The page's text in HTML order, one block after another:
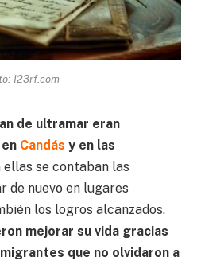
123rf.com
de ultramar eran
Candás y en las
ellas se contaban las
de nuevo en lugares
los logros alcanzados.
mejorar su vida gracias
que no olvidaron a